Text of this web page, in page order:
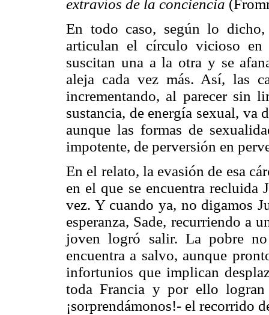
extravíos de la conciencia
En todo caso, según lo
articulan el círculo vicioso
suscitan una a la otra y se
aleja cada vez más. Así, las
incrementando, al parecer sin
sustancia, de energía sexual, va
aunque las formas de
impotente, de perversión en
En el relato, la evasión de esa
en el que se encuentra recluida
vez. Y cuando ya, no digamos
esperanza, Sade, recurriendo a
joven logró salir. La pobre
encuentra a salvo, aunque
infortunios que implican
toda Francia y por ello
¡sorprendámonos!- el recorrido